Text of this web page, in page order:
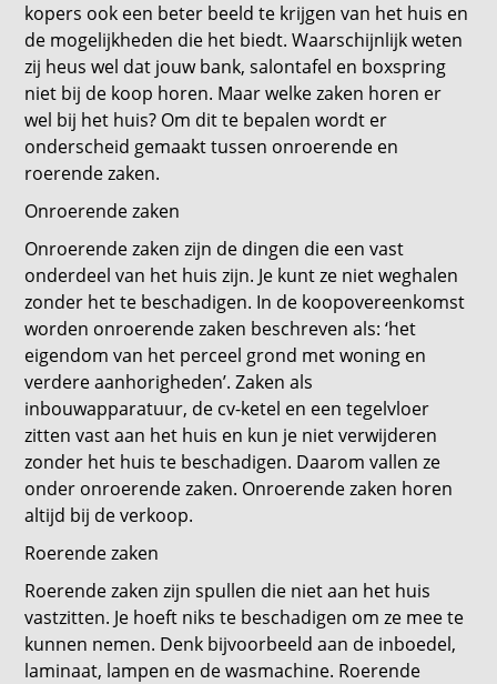
kopers ook een beter beeld te krijgen van het huis en
de mogelijkheden die het biedt. Waarschijnlijk weten
zij heus wel dat jouw bank, salontafel en boxspring
niet bij de koop horen. Maar welke zaken horen er
wel bij het huis? Om dit te bepalen wordt er
onderscheid gemaakt tussen onroerende en
roerende zaken.
Onroerende zaken
Onroerende zaken zijn de dingen die een vast
onderdeel van het huis zijn. Je kunt ze niet weghalen
zonder het te beschadigen. In de koopovereenkomst
worden onroerende zaken beschreven als: ‘het
eigendom van het perceel grond met woning en
verdere aanhorigheden’. Zaken als
inbouwapparatuur, de cv-ketel en een tegelvloer
zitten vast aan het huis en kun je niet verwijderen
zonder het huis te beschadigen. Daarom vallen ze
onder onroerende zaken. Onroerende zaken horen
altijd bij de verkoop.
Roerende zaken
Roerende zaken zijn spullen die niet aan het huis
vastzitten. Je hoeft niks te beschadigen om ze mee te
kunnen nemen. Denk bijvoorbeeld aan de inboedel,
laminaat, lampen en de wasmachine. Roerende